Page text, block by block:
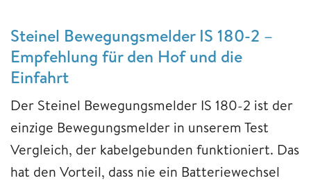
Steinel Bewegungsmelder IS 180-2 –
Empfehlung für den Hof und die
Einfahrt
Der Steinel Bewegungsmelder IS 180-2 ist der
einzige Bewegungsmelder in unserem Test
Vergleich, der kabelgebunden funktioniert. Das
hat den Vorteil, dass nie ein Batteriewechsel